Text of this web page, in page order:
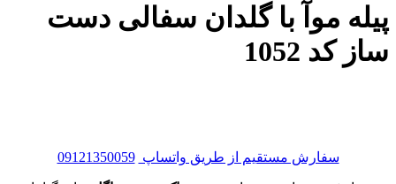
پیله موآ با گلدان سفالی دست
ساز کد 1052
سفارش مستقیم از طریق واتساپ 09121350059